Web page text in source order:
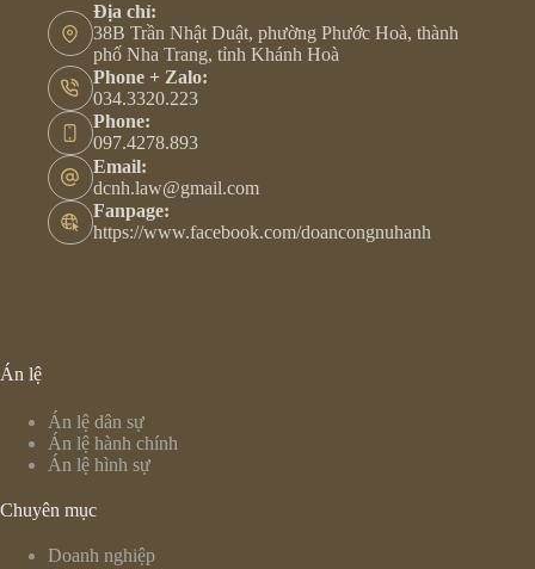
Địa chỉ:
38B Trần Nhật Duật, phường Phước Hoà, thành
phố Nha Trang, tỉnh Khánh Hoà
Phone + Zalo:
034.3320.223
Phone:
097.4278.893
Email:
dcnh.law@gmail.com
Fanpage:
https://www.facebook.com/doancongnuhanh
Án lệ
Án lệ dân sự
Án lệ hành chính
Án lệ hình sự
Chuyên mục
Doanh nghiệp